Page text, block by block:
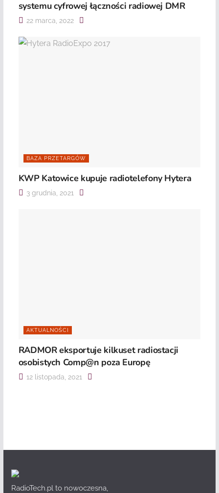
systemu cyfrowej łączności radiowej DMR
22 marca, 2022
BAZA PRZETARGÓW
KWP Katowice kupuje radiotelefony Hytera
3 grudnia, 2021
AKTUALNOŚCI
RADMOR eksportuje kilkuset radiostacji
osobistych Comp@n poza Europę
12 listopada, 2021
RadioTech.pl to nowoczesna,